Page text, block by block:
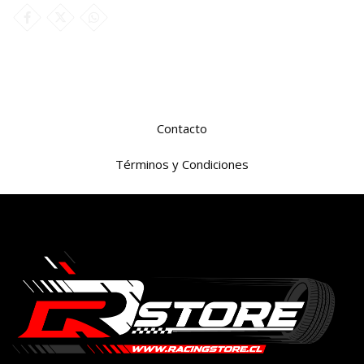
Contacto
Términos y Condiciones